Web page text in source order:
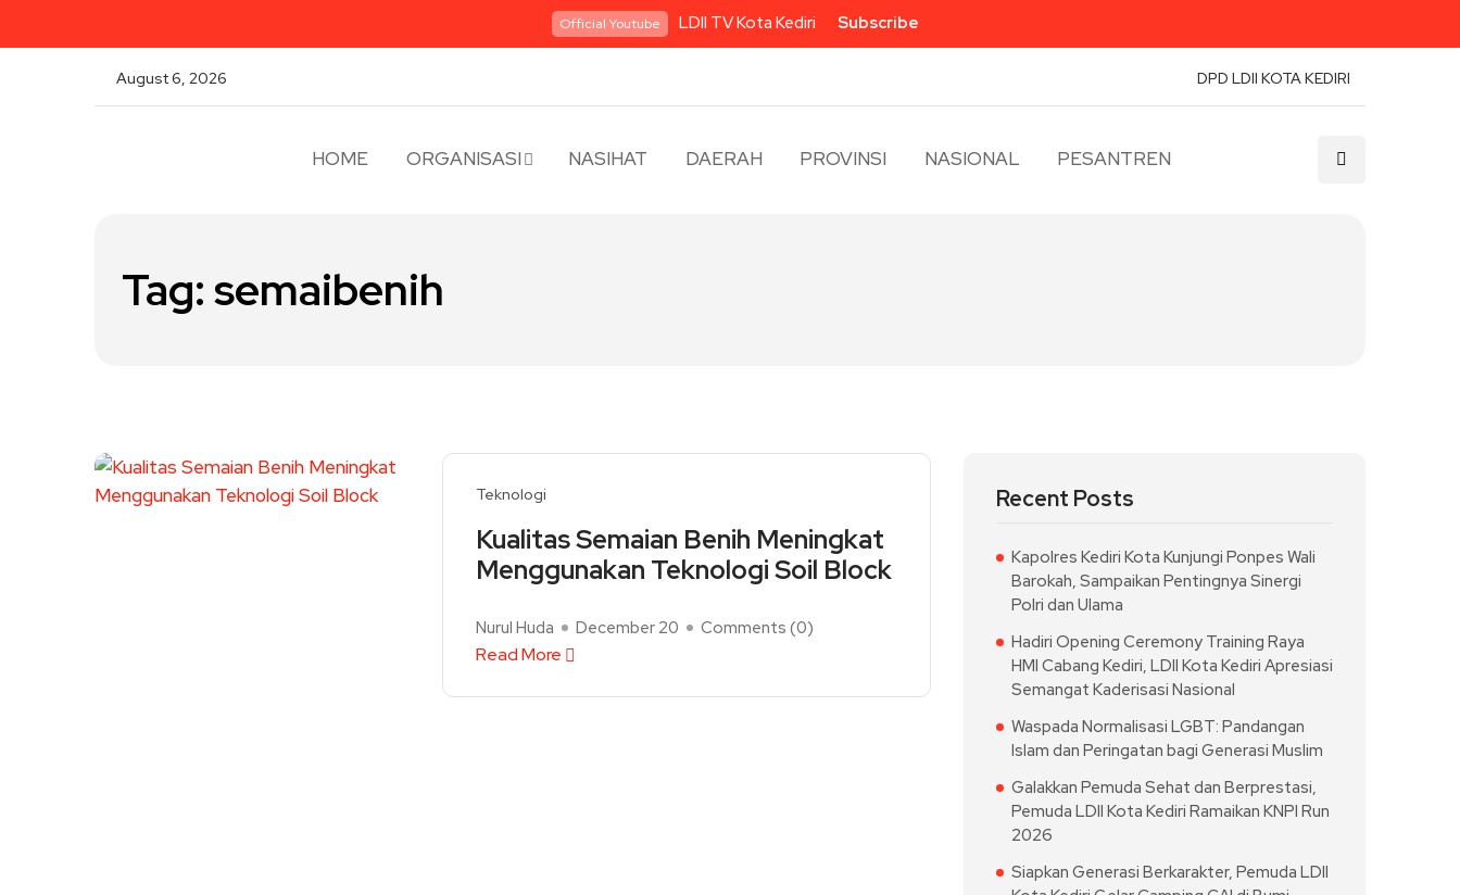
Official Youtube LDII TV Kota Kediri Subscribe
August 6, 2026 DPD LDII KOTA KEDIRI
HOME ORGANISASI NASIHAT DAERAH PROVINSI NASIONAL PESANTREN
Tag:semaibenih
Teknologi
Kualitas Semaian Benih Meningkat
Menggunakan Teknologi Soil Block
Nurul Huda December 20 Comments (0)
Read More
Recent Posts
Kapolres Kediri Kota Kunjungi Ponpes Wali
Barokah, Sampaikan Pentingnya Sinergi
Polri dan Ulama
Hadiri Opening Ceremony Training Raya
HMI Cabang Kediri, LDII Kota Kediri Apresiasi
Semangat Kaderisasi Nasional
Waspada Normalisasi LGBT: Pandangan
Islam dan Peringatan bagi Generasi Muslim
Galakkan Pemuda Sehat dan Berprestasi,
Pemuda LDII Kota Kediri Ramaikan KNPI Run
2026
Siapkan Generasi Berkarakter, Pemuda LDII